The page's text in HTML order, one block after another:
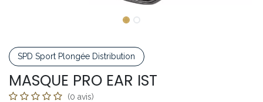
SPD Sport Plongée Distribution
MASQUE PRO EAR IST
(0 avis)